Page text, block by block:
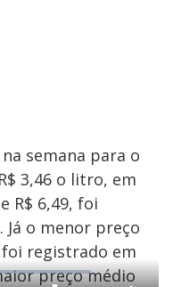
semana para o
3,46 o litro, em
R$ 6,49, foi
Já o menor preço
foi registrado em
preço médio